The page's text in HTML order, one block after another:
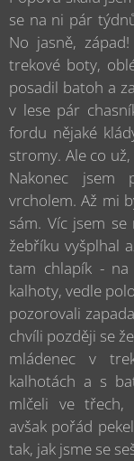
se na ni pár
No jasně,
trekové boty,
posadil batoh a
v lese pár
fordu nějaké
stromy. Ale co
Nakonec jsem
vrcholem. Až mi
sám. Víc jsem
žebříku vyšplhal
tam chlapík -
kalhoty, vedle
pozorovali
chvíli později se
mládenec v
kalhotách a s
mlčeli ve třech,
avšak pořád
tak, jak jsme se